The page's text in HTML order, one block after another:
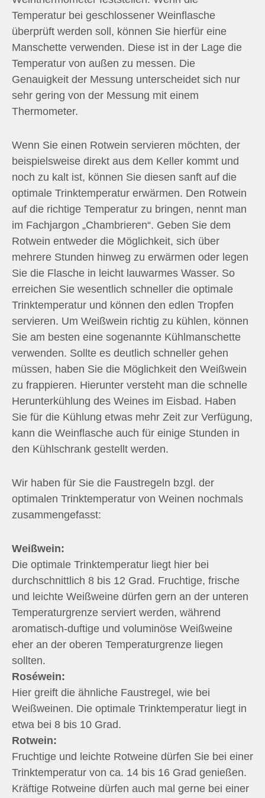
Temperatur bei geschlossener Weinflasche
überprüft werden soll, können Sie hierfür eine
Manschette verwenden. Diese ist in der Lage die
Temperatur von außen zu messen. Die
Genauigkeit der Messung unterscheidet sich nur
sehr gering von der Messung mit einem
Thermometer.
Wenn Sie einen Rotwein servieren möchten, der
beispielsweise direkt aus dem Keller kommt und
noch zu kalt ist, können Sie diesen sanft auf die
optimale Trinktemperatur erwärmen. Den Rotwein
auf die richtige Temperatur zu bringen, nennt man
im Fachjargon „Chambrieren“. Geben Sie dem
Rotwein entweder die Möglichkeit, sich über
mehrere Stunden hinweg zu erwärmen oder legen
Sie die Flasche in leicht lauwarmes Wasser. So
erreichen Sie wesentlich schneller die optimale
Trinktemperatur und können den edlen Tropfen
servieren. Um Weißwein richtig zu kühlen, können
Sie am besten eine sogenannte Kühlmanschette
verwenden. Sollte es deutlich schneller gehen
müssen, haben Sie die Möglichkeit den Weißwein
zu frappieren. Hierunter versteht man die schnelle
Herunterkühlung des Weines im Eisbad. Haben
Sie für die Kühlung etwas mehr Zeit zur Verfügung,
kann die Weinflasche auch für einige Stunden in
den Kühlschrank gestellt werden.
Wir haben für Sie die Faustregeln bzgl. der
optimalen Trinktemperatur von Weinen nochmals
zusammengefasst:
Weißwein:
Die optimale Trinktemperatur liegt hier bei
durchschnittlich 8 bis 12 Grad. Fruchtige, frische
und leichte Weißweine dürfen gern an der unteren
Temperaturgrenze serviert werden, während
aromatisch-duftige und voluminöse Weißweine
eher an der oberen Temperaturgrenze liegen
sollten.
Roséwein:
Hier greift die ähnliche Faustregel, wie bei
Weißweinen. Die optimale Trinktemperatur liegt in
etwa bei 8 bis 10 Grad.
Rotwein:
Fruchtige und leichte Rotweine dürfen Sie bei einer
Trinktemperatur von ca. 14 bis 16 Grad genießen.
Kräftige Rotweine dürfen auch mal gerne bei einer